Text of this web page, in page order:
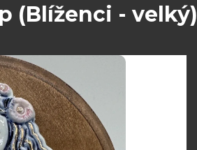
(Blíženci - velký)